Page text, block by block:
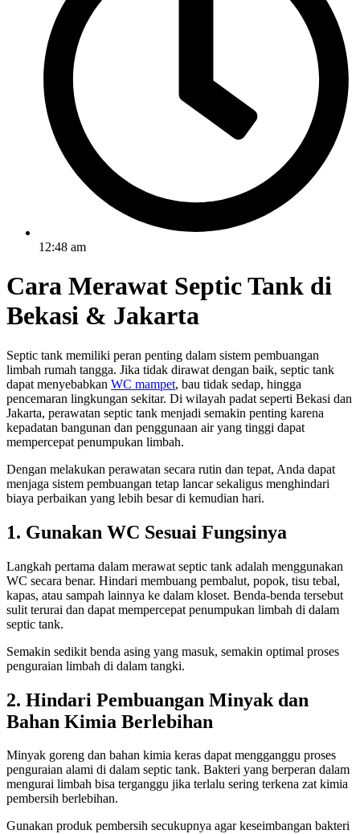
12:48 am
Cara Merawat Septic Tank di
Bekasi & Jakarta
Septic tank memiliki peran penting dalam sistem pembuangan
limbah rumah tangga. Jika tidak dirawat dengan baik, septic tank
dapat menyebabkan WC mampet, bau tidak sedap, hingga
pencemaran lingkungan sekitar. Di wilayah padat seperti Bekasi dan
Jakarta, perawatan septic tank menjadi semakin penting karena
kepadatan bangunan dan penggunaan air yang tinggi dapat
mempercepat penumpukan limbah.
Dengan melakukan perawatan secara rutin dan tepat, Anda dapat
menjaga sistem pembuangan tetap lancar sekaligus menghindari
biaya perbaikan yang lebih besar di kemudian hari.
1. Gunakan WC Sesuai Fungsinya
Langkah pertama dalam merawat septic tank adalah menggunakan
WC secara benar. Hindari membuang pembalut, popok, tisu tebal,
kapas, atau sampah lainnya ke dalam kloset. Benda-benda tersebut
sulit terurai dan dapat mempercepat penumpukan limbah di dalam
septic tank.
Semakin sedikit benda asing yang masuk, semakin optimal proses
penguraian limbah di dalam tangki.
2. Hindari Pembuangan Minyak dan
Bahan Kimia Berlebihan
Minyak goreng dan bahan kimia keras dapat mengganggu proses
penguraian alami di dalam septic tank. Bakteri yang berperan dalam
mengurai limbah bisa terganggu jika terlalu sering terkena zat kimia
pembersih berlebihan.
Gunakan produk pembersih secukupnya agar keseimbangan bakteri